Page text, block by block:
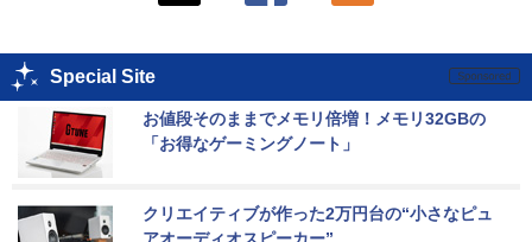
Special Site
お値段そのままでメモリ倍増！メモリ32GBの
「お得なゲーミングノート」
クリエイティブが作った2万円台の“小さなピュ